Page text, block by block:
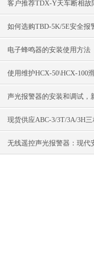
客户推荐TDX-Y天车断相故
如何选购TBD-5K/5E安全报
电子蜂鸣器的安装使用方法
使用维护HCX-50\HCX-100
灯
声光报警器的安装和调试，
不看！
现货供应ABC-3/3T/3A/3H
示灯
无线遥控声光报警器：现代